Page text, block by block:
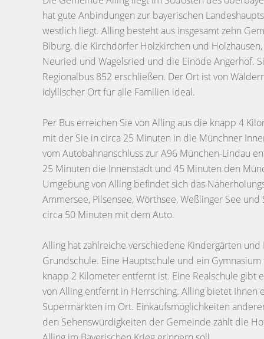
hat gute Anbindungen zur bayerischen
westlich liegt. Alling besteht aus insgesamt zehn
Biburg, die Kirchdörfer Holzkirchen und
Neuried und Wagelsried und die Einöde Angerhof.
Regionalbus 852 erschließen. Der Ort ist von
idyllischer Ort für alle Familien ideal.
Per Bus erreichen Sie von Alling aus die knapp 4
mit der Sie in circa 25 Minuten in die Münchner
vom Autobahnanschluss zur A96 München-Lindau
25 Minuten die Innenstadt und 45 Minuten den
Umgebung von Alling befindet sich das
Ammersee, Pilsensee, Wörthsee, Weßlinger See
circa 50 Minuten mit dem Auto.
Alling hat zahlreiche verschiedene Kindergärten
Grundschule. Eine Hauptschule und ein
knapp 2 Kilometer entfernt ist. Eine Realschule gibt
von Alling entfernt in Herrsching. Alling bietet Ihnen
Supermärkten im Ort. Einkaufsmöglichkeiten
den Sehenswürdigkeiten der Gemeinde zählt die